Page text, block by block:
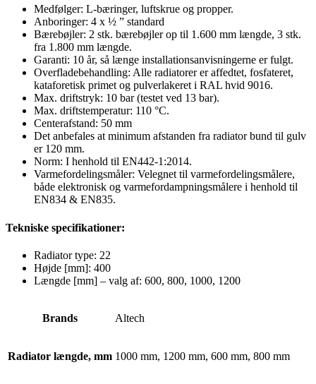
Medfølger: L-bæringer, luftskrue og propper.
Anboringer: 4 x ½ ” standard
Bærebøjler: 2 stk. bærebøjler op til 1.600 mm længde, 3 stk.
fra 1.800 mm længde.
Garanti: 10 år, så længe installationsanvisningerne er fulgt.
Overfladebehandling: Alle radiatorer er affedtet, fosfateret,
kataforetisk primet og pulverlakeret i RAL hvid 9016.
Max. driftstryk: 10 bar (testet ved 13 bar).
Max. driftstemperatur: 110 °C.
Centerafstand: 50 mm
Det anbefales at minimum afstanden fra radiator bund til gulv
er 120 mm.
Norm: I henhold til EN442-1:2014.
Varmefordelingsmåler: Velegnet til varmefordelingsmålere,
både elektronisk og varmefordampningsmålere i henhold til
EN834 & EN835.
Tekniske specifikationer:
Radiator type: 22
Højde [mm]: 400
Længde [mm] – valg af: 600, 800, 1000, 1200
Brands Altech
Radiator længde, mm 1000 mm, 1200 mm, 600 mm, 800 mm